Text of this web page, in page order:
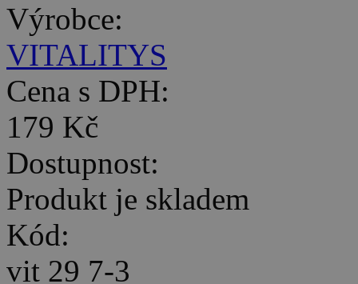
Výrobce:
VITALITYS
Cena s DPH:
179 Kč
Dostupnost:
Produkt je skladem
Kód:
vit 29 7-3